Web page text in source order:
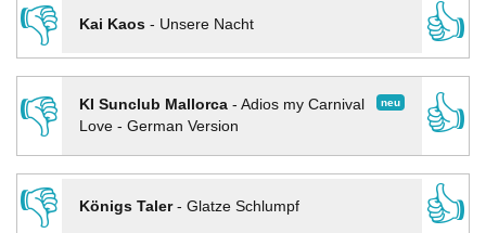
👎
Kai Kaos- Unsere Nacht
👍
👎
neu
KI Sunclub Mallorca- Adios my Carnival
Love - German Version
👍
👎
Königs Taler- Glatze Schlumpf
👍